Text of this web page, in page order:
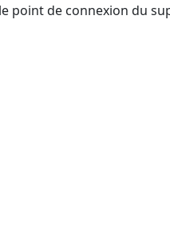
point de connexion du